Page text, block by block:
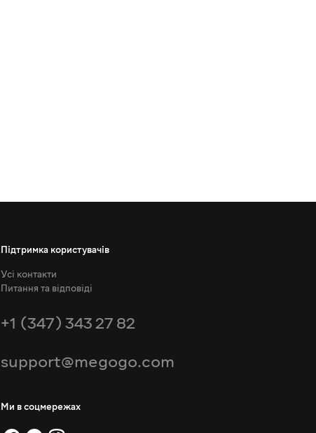
Підтримка користувачів
Усі контакти
Питання та відповіді
+1 (347) 343 27 82
support@megogo.com
Ми в соцмережах